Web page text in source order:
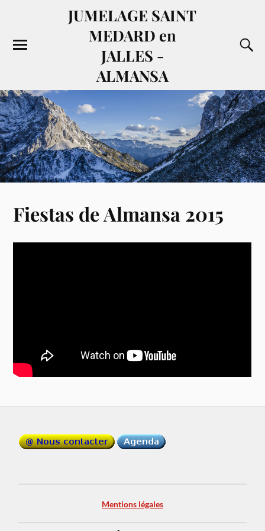
JUMELAGE SAINT
MEDARD en
JALLES -
ALMANSA
Fiestas de Almansa 2015
Mentions légales